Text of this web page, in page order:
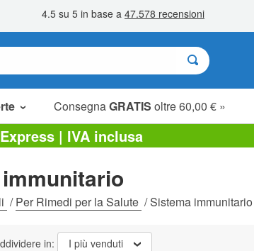
ConsegnaGRATIS oltre 60,00 € »
Articoli in offerta
Pacchetti
Liquidazione
| IVA inclusa
/Per Rimedi per la Salute /Sistema immunitario
in: I più venduti